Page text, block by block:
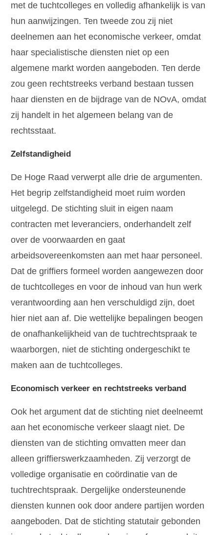
met de tuchtcolleges en volledig afhankelijk is van
hun aanwijzingen. Ten tweede zou zij niet
deelnemen aan het economische verkeer, omdat
haar specialistische diensten niet op een
algemene markt worden aangeboden. Ten derde
zou geen rechtstreeks verband bestaan tussen
haar diensten en de bijdrage van de NOvA, omdat
zij handelt in het algemeen belang van de
rechtsstaat.
Zelfstandigheid
De Hoge Raad verwerpt alle drie de argumenten.
Het begrip zelfstandigheid moet ruim worden
uitgelegd. De stichting sluit in eigen naam
contracten met leveranciers, onderhandelt zelf
over de voorwaarden en gaat
arbeidsovereenkomsten aan met haar personeel.
Dat de griffiers formeel worden aangewezen door
de tuchtcolleges en voor de inhoud van hun werk
verantwoording aan hen verschuldigd zijn, doet
hier niet aan af. Die wettelijke bepalingen beogen
de onafhankelijkheid van de tuchtrechtspraak te
waarborgen, niet de stichting ondergeschikt te
maken aan de tuchtcolleges.
Economisch verkeer en rechtstreeks verband
Ook het argument dat de stichting niet deelneemt
aan het economische verkeer slaagt niet. De
diensten van de stichting omvatten meer dan
alleen griffierswerkzaamheden. Zij verzorgt de
volledige organisatie en coördinatie van de
tuchtrechtspraak. Dergelijke ondersteunende
diensten kunnen ook door andere partijen worden
aangeboden. Dat de stichting statutair gebonden